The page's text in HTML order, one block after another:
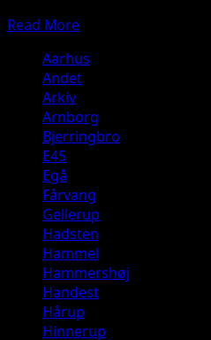
Read MoreRead
about
Færdselsuheld
Viborgvej
i
Aarhus
Andet
Arkiv
Arnborg
Bjerringbro
E45
Egå
Fårvang
Gellerup
Hadsten
Hammel
Hammershøj
Handest
Hårup
Hinnerup